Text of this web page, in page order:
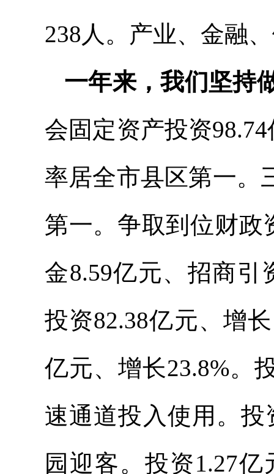
238人。产业、金融
一年来，我们坚持
会固定资产投资
率居全市县区第一。
第一。争取到位财政
金8.59亿元、招商引
投资82.38亿元、增
亿元、增长23.8%。
速通道投入使用。
园迎客。投资1.27